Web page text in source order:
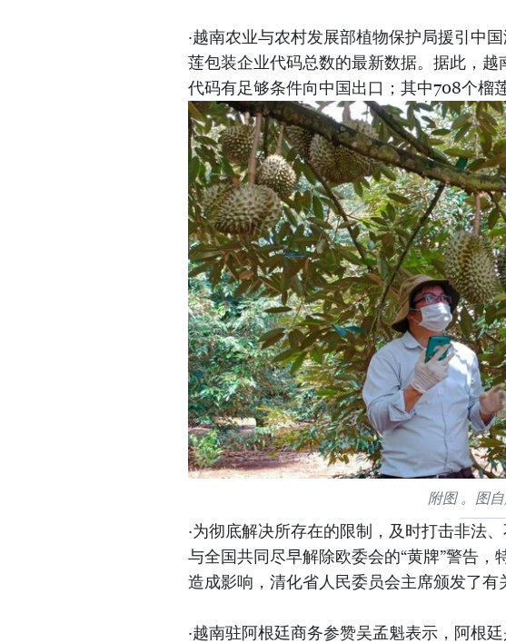
·越南农业与农村发展部植物保护局援引中
莲包装企业代码总数的最新数据。据此，
代码有足够条件向中国出口；其中708个榴
附图 。图
·为彻底解决所存在的限制，及时打击非法
与全国共同尽早解除欧委会的“黄牌”警告，
造成影响，清化省人民委员会主席颁发了有
·越南驻阿根廷商务参赞吴孟魁表示，阿根